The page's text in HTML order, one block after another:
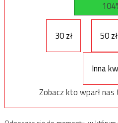
30 zł 50 zł
Inna
Zobacz kto wparł nas